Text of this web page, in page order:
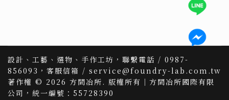
設計、工藝、選物、手作工坊，聯繫電話 / 0987-
856093，客服信箱 / service@foundry-lab.com.tw
著作權 © 2026 方間冶所. 版權所有｜方間冶所國際有限
公司，統一編號：55728390